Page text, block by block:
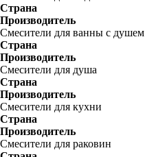
Страна
Производитель
Смесители для ванны с душем
Страна
Производитель
Смесители для душа
Страна
Производитель
Смесители для кухни
Страна
Производитель
Смесители для раковин